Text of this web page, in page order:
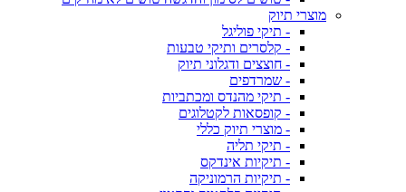
מוצרי תיוק
- תיקי פוליגל
- קלסרים ותיקי טבעות
- חוצצים ודגלוני תיוק
- שמרדפים
- תיקי מהנדס ומכתביות
- קופסאות לקטלוגים
- מוצרי תיוק כללי
- תיקי תליה
- תיקיות אינדקס
- תיקיות הרמוניקה